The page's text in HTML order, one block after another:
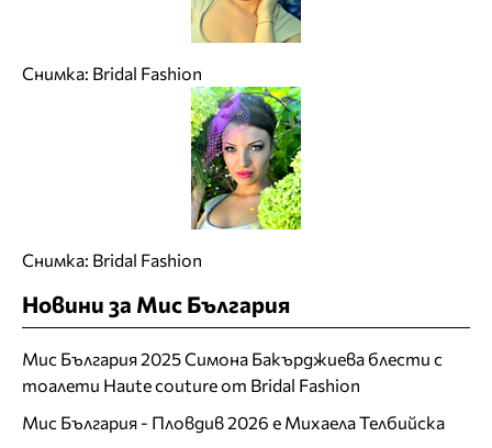
Снимка: Bridal Fashion
Снимка: Bridal Fashion
Новини за Мис България
Мис България 2025 Симона Бакърджиева блести с
тоалети Haute couture от Bridal Fashion
Мис България - Пловдив 2026 е Михаела Телбийска